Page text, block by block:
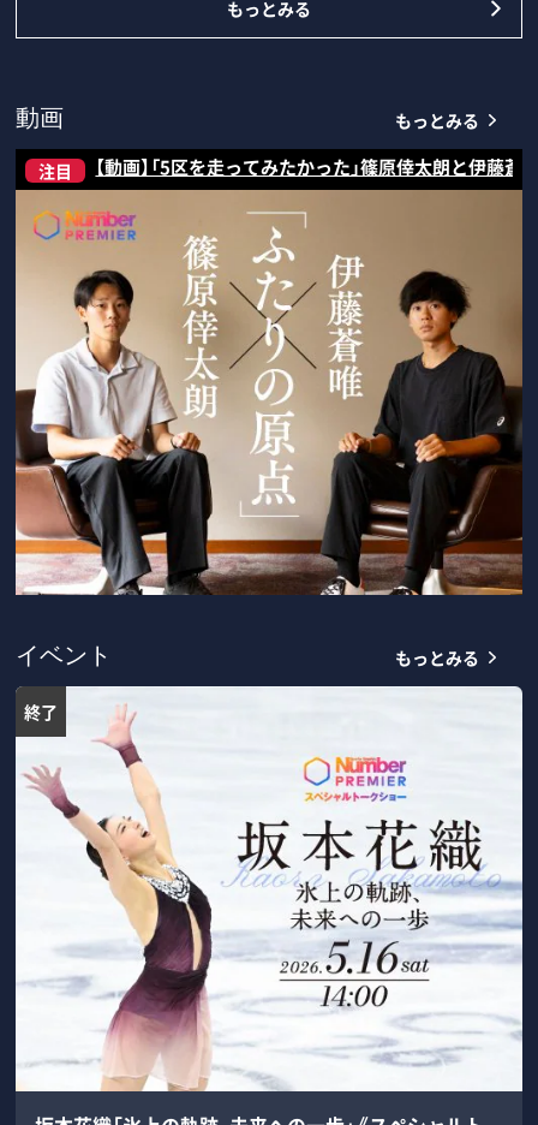
もっとみる
動画 もっとみる
注目 【動画】「5区を走ってみたかった」篠原倖太朗と伊藤
イベント もっとみる
終了